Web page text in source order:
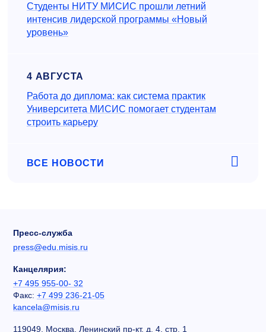
Студенты НИТУ МИСИС прошли летний
интенсив лидерской программы «Новый
уровень»
4 АВГУСТА
Работа до диплома: как система практик
Университета МИСИС помогает студентам
строить карьеру
ВСЕ НОВОСТИ
Пресс-служба
press@edu.misis.ru
Канцелярия:
+7 495 955-00- 32
Факс: +7 499 236-21-05
kancela@misis.ru
119049, Москва, Ленинский пр-кт, д. 4, стр. 1